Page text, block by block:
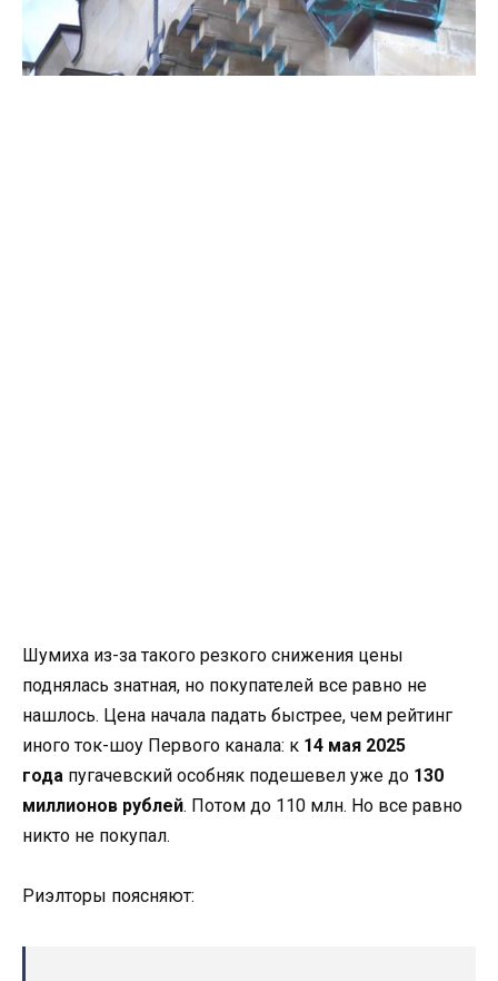
Шумиха из-за такого резкого снижения цены
поднялась знатная, но покупателей все равно не
нашлось. Цена начала падать быстрее, чем рейтинг
иного ток-шоу Первого канала: к 14 мая 2025
года пугачевский особняк подешевел уже до 130
миллионов рублей. Потом до 110 млн. Но все равно
никто не покупал.
Риэлторы поясняют: